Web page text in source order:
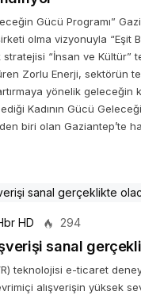
Gücü Programı”
olma vizyonuyla “Eşit
“İnsan ve Kültür”
Zorlu Enerji, sektörün
yönelik geleceğin
Kadının Gücü
biri olan Gaziantep’te
HD 294
sanal
teknolojisi e-ticaret
alışverişin yüksek